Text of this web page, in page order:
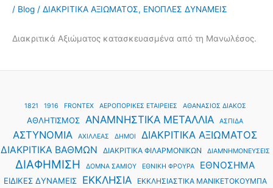
/ Blog / ΔΙΑΚΡΙΤΙΚΑ ΑΞΙΩΜΑΤΟΣ, ΕΝΟΠΛΕΣ ΔΥΝΑΜΕΙΣ
Διακριτικά Αξιώματος κατασκευασμένα από τη Μανωλέσος.
1821 1916 FRONTEX ΑΕΡΟΠΟΡΙΚΕΣ ΕΤΑΙΡΕΙΕΣ ΑΘΑΝΑΣΙΟΣ ΔΙΑΚΟΣ
ΑΘΛΗΤΙΣΜΟΣ ΑΝΑΜΝΗΣΤΙΚΑ ΜΕΤΑΛΛΙΑ ΑΣΠΙΔΑ
ΑΣΤΥΝΟΜΙΑ ΑΧΙΛΛΕΑΣ ΔΗΜΟΙ ΔΙΑΚΡΙΤΙΚΑ ΑΞΙΩΜΑΤΟΣ
ΔΙΑΚΡΙΤΙΚΑ ΒΑΘΜΩΝ ΔΙΑΚΡΙΤΙΚΑ ΦΙΛΑΡΜΟΝΙΚΩΝ ΔΙΑΜΝΗΜΟΝΕΥΣΕΙΣ
ΔΙΑΦΗΜΙΣΗ ΔΟΜΝΑ ΣΑΜΙΟΥ ΕΘΝΙΚΗ ΦΡΟΥΡΑ ΕΘΝΟΣΗΜΑ
ΕΙΔΙΚΕΣ ΔΥΝΑΜΕΙΣ ΕΚΚΛΗΣΙΑ
ΕΚΚΛΗΣΙΑΣΤΙΚΑ ΜΑΝΙΚΕΤΟΚΟΥΜΠΑ